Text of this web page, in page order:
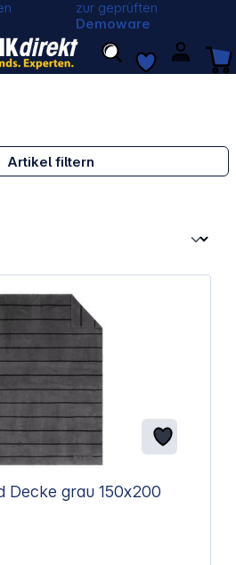
zur geprüften
Demoware
Artikel filtern
Bugatti Jacquard Decke grau 150x200